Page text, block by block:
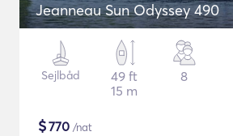
Jeanneau Sun Odyssey 490
Sejlbåd
49 ft
15 m
8
$770 /nat